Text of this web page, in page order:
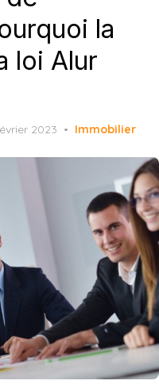
la
loi Alur
2023 Immobilier